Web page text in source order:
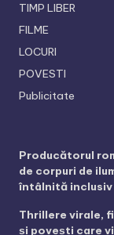
TIMP LIBER
FILME
LOCURI
POVESTI
Publicitate
Producătorul
de corpuri de
întâlnită inclusiv
Thrillere virale,
și povești care